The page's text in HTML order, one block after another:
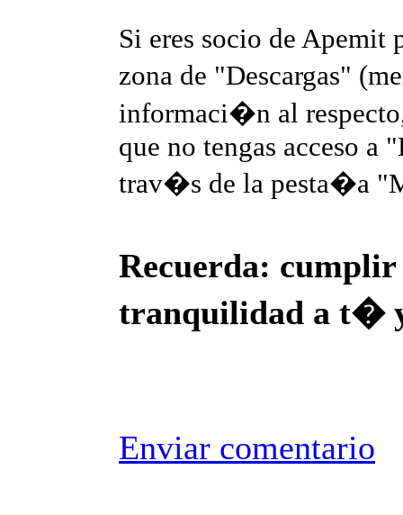
Si eres socio de Apemit
zona de "Descargas"
informaci�n al
que no tengas acceso a
trav�s de la pesta�a
Recuerda:
tranquilidad a t�
Enviar comentario